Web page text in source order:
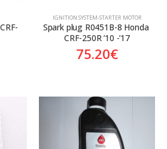
ΙGNITION SYSTEM-STARTER MOTOR
Spark plug R0451B-8 Honda
CRF-250R ’10 -’17
75.20€